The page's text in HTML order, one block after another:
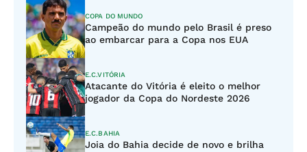
COPA DO MUNDO
Campeão do mundo pelo Brasil é preso
ao embarcar para a Copa nos EUA
E.C.VITÓRIA
Atacante do Vitória é eleito o melhor
jogador da Copa do Nordeste 2026
E.C.BAHIA
Joia do Bahia decide de novo e brilha